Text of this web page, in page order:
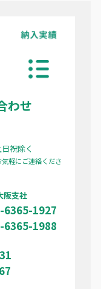
わせ
祝除く
軽にご連絡くださ
阪支社
6365-1927
6365-1988